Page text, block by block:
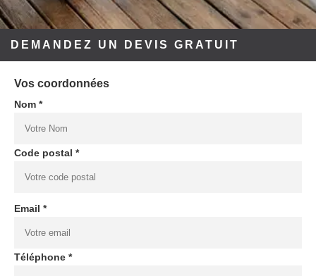
DEMANDEZ UN DEVIS GRATUIT
Vos coordonnées
Nom *
Code postal *
Email *
Téléphone *